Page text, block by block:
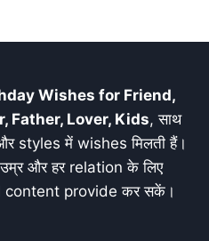
Wishes for Friend,
Father, Lover, Kids, साथ
styles में wishes मिलती हैं।
और हर relation के लिए
provide कर सकें।